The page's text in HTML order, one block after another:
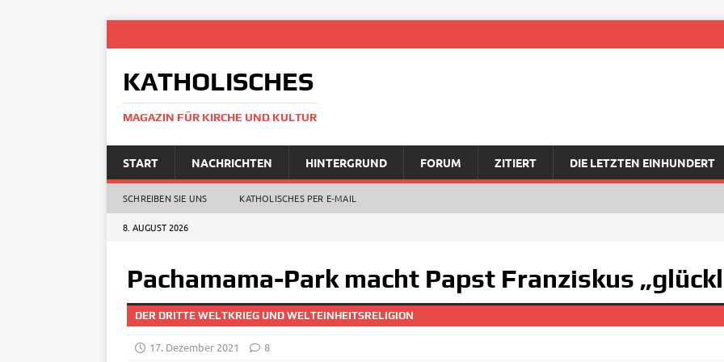
KATHOLISCHES
MAGAZIN FÜR KIRCHE UND KULTUR
START NACHRICHTEN HINTERGRUND FORUM ZITIERT DIE LETZTEN EINHUNDERT
SCHREIBEN SIE UNS KATHOLISCHES PER E‑MAIL
8. AUGUST 2026
Pachamama-Park macht Papst Franziskus
DER DRITTE WELTKRIEG UND WELTEINHEITSRELIGION
17. Dezember 2021 8